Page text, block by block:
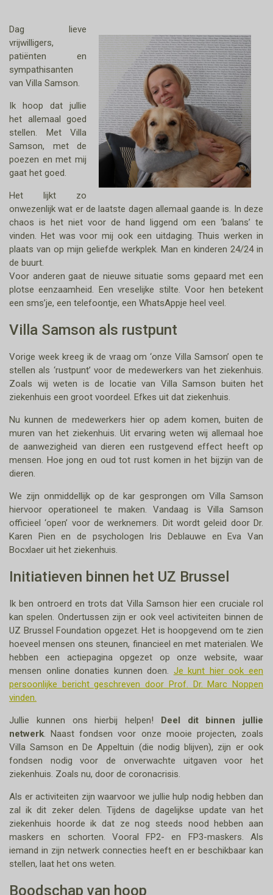
Dag lieve
vrijwilligers,
patiënten en
sympathisanten
van Villa Samson.
Ik hoop dat jullie
het allemaal goed
stellen. Met Villa
Samson, met de
poezen en met mij
gaat het goed.
Het lijkt zo
onwezenlijk wat er de laatste dagen allemaal gaande is. In deze
chaos is het niet voor de hand liggend om een ‘balans’ te
vinden. Het was voor mij ook een uitdaging. Thuis werken in
plaats van op mijn geliefde werkplek. Man en kinderen 24/24 in
de buurt.
Voor anderen gaat de nieuwe situatie soms gepaard met een
plotse eenzaamheid. Een vreselijke stilte. Voor hen betekent
een sms’je, een telefoontje, een WhatsAppje heel veel.
Villa Samson als rustpunt
Vorige week kreeg ik de vraag om ‘onze Villa Samson’ open te
stellen als ‘rustpunt’ voor de medewerkers van het ziekenhuis.
Zoals wij weten is de locatie van Villa Samson buiten het
ziekenhuis een groot voordeel. Efkes uit dat ziekenhuis.
Nu kunnen de medewerkers hier op adem komen, buiten de
muren van het ziekenhuis. Uit ervaring weten wij allemaal hoe
de aanwezigheid van dieren een rustgevend effect heeft op
mensen. Hoe jong en oud tot rust komen in het bijzijn van de
dieren.
We zijn onmiddellijk op de kar gesprongen om Villa Samson
hiervoor operationeel te maken. Vandaag is Villa Samson
officieel ‘open’ voor de werknemers. Dit wordt geleid door Dr.
Karen Pien en de psychologen Iris Deblauwe en Eva Van
Bocxlaer uit het ziekenhuis.
Initiatieven binnen het UZ Brussel
Ik ben ontroerd en trots dat Villa Samson hier een cruciale rol
kan spelen. Ondertussen zijn er ook veel activiteiten binnen de
UZ Brussel Foundation opgezet. Het is hoopgevend om te zien
hoeveel mensen ons steunen, financieel en met materialen. We
hebben een actiepagina opgezet op onze website, waar
mensen online donaties kunnen doen. Je kunt hier ook een
persoonlijke bericht geschreven door Prof. Dr. Marc Noppen
vinden.
Jullie kunnen ons hierbij helpen! Deel dit binnen jullie
netwerk . Naast fondsen voor onze mooie projecten, zoals
Villa Samson en De Appeltuin (die nodig blijven), zijn er ook
fondsen nodig voor de onverwachte uitgaven voor het
ziekenhuis. Zoals nu, door de coronacrisis.
Als er activiteiten zijn waarvoor we jullie hulp nodig hebben dan
zal ik dit zeker delen. Tijdens de dagelijkse update van het
ziekenhuis hoorde ik dat ze nog steeds nood hebben aan
maskers en schorten. Vooral FP2- en FP3-maskers. Als
iemand in zijn netwerk connecties heeft en er beschikbaar kan
stellen, laat het ons weten.
Boodschap van hoop